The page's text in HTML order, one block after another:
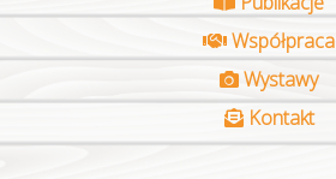
Współpraca
Wystawy
Kontakt